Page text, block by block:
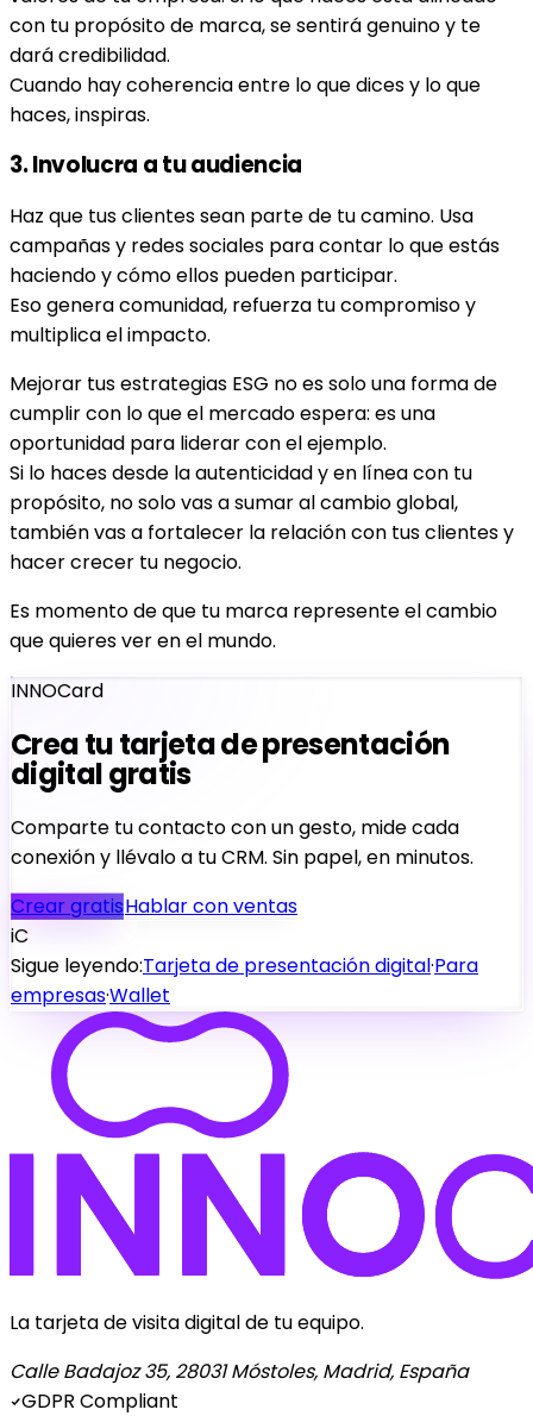
con tu propósito de marca, se sentirá genuino y te
dará credibilidad.
Cuando hay coherencia entre lo que dices y lo que
haces, inspiras.
3. Involucra a tu audiencia
Haz que tus clientes sean parte de tu camino. Usa
campañas y redes sociales para contar lo que estás
haciendo y cómo ellos pueden participar.
Eso genera comunidad, refuerza tu compromiso y
multiplica el impacto.
Mejorar tus estrategias ESG no es solo una forma de
cumplir con lo que el mercado espera: es una
oportunidad para liderar con el ejemplo.
Si lo haces desde la autenticidad y en línea con tu
propósito, no solo vas a sumar al cambio global,
también vas a fortalecer la relación con tus clientes y
hacer crecer tu negocio.
Es momento de que tu marca represente el cambio
que quieres ver en el mundo.
INNOCard
Crea tu tarjeta de presentación
digital gratis
Comparte tu contacto con un gesto, mide cada
conexión y llévalo a tu CRM. Sin papel, en minutos.
Crear gratisHablar con ventas
iC
Sigue leyendo:Tarjeta de presentación digital·Para
empresas·Wallet
La tarjeta de visita digital de tu equipo.
Calle Badajoz 35, 28031 Móstoles, Madrid, España
GDPR Compliant